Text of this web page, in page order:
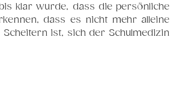
klar wurde, dass die persönliche
dass es nicht mehr alleine
ist, sich der Schulmedizin